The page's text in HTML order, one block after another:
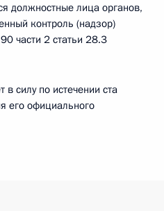
должностные лица органов,
контроль (надзор)
части 2 статьи 28.3
силу по истечении ста
его официального